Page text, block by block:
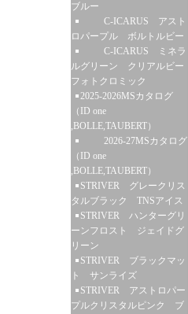
ブルー
C-ICARUS アスト
ロパープル ボルトルビー
C-ICARUS ミネラ
ルグリーン クリアルビー
フォトクロミック
2025-2026MSカタログ
（ID one
,BOLLE,TAUBERT）
2026-27MSカタログ
（ID one
,BOLLE,TAUBERT）
STRIVER グレークリス
タルブラック TNSアイス
STRIVER ハンターグリ
ーンフロスト ジェイドグ
リーン
STRIVER ブラックマッ
ト サンライズ
STRIVER アストロパー
プルクリスタルピンク ブ